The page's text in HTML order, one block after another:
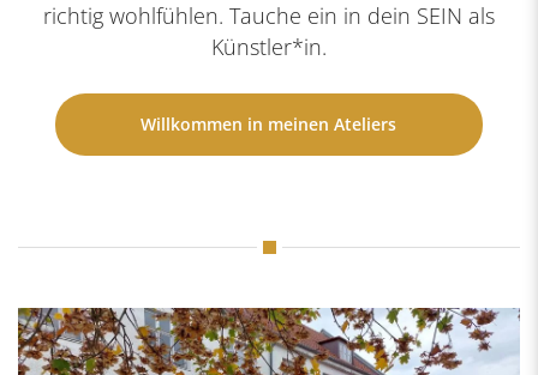
richtig wohlfühlen. Tauche ein in dein SEIN als
Künstler*in.
Willkommen in meinen Ateliers